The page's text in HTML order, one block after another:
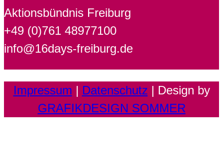
Aktionsbündnis Freiburg
+49 (0)761 48977100
info@16days-freiburg.de
Impressum | Datenschutz | Design by
GRAFIKDESIGN SOMMER